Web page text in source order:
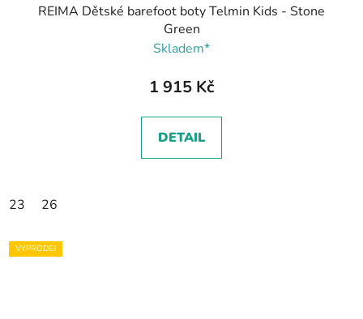
REIMA Dětské barefoot boty Telmin Kids - Stone
Green
Skladem*
1 915 Kč
DETAIL
23 26
VÝPRODEJ